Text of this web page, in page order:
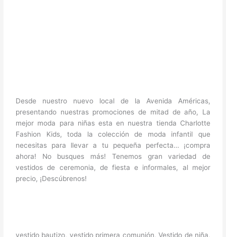
Desde nuestro nuevo local de la Avenida Américas,
presentando nuestras promociones de mitad de año, La
mejor moda para niñas esta en nuestra tienda Charlotte
Fashion Kids, toda la colección de moda infantil que
necesitas para llevar a tu pequeña perfecta… ¡compra
ahora! No busques más! Tenemos gran variedad de
vestidos de ceremonia, de fiesta e informales, al mejor
precio, ¡Descúbrenos!
vestido bautizo, vestido primera comunión, Vestido de niña,